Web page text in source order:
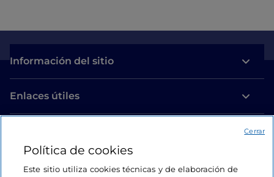
Información del sitio
Enlaces útiles
Estamos en contacto
Política de cookies
Este sitio utiliza cookies técnicas y de elaboración de
Cerrar